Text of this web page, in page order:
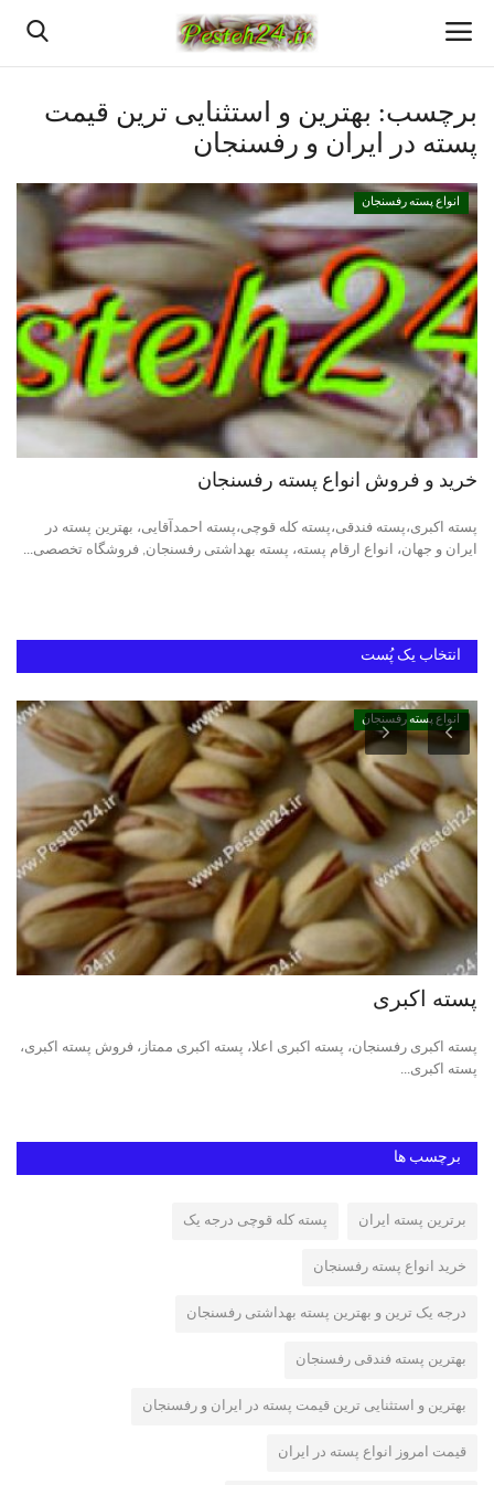
خانه
پسته اعلا رفسنجان
قیمت روزانه پسته رفسنجان
بهترین پسته رفسنجان
پسته رفسنجان
انواع پسته رفسنجان
دانستنیهای پـسـتـه رفسنجان
خرید پسته رفسنجان
برچسب: بهترین و استثنایی ترین قیمت
پسته در ایران و رفسنجان
انواع پسته رفسنجان
خرید و فروش انواع پسته رفسنجان
پسته اکبری،پسته فندقی،پسته کله قوچی،پسته احمدآقایی، بهترین پسته در
ایران و جهان، انواع ارقام پسته، پسته بهداشتی رفسنجان, فروشگاه تخصصی...
انتخاب یک پُست
انواع پسته رفسنجان
پسته اکبری
پسته اکبری رفسنجان، پسته اکبری اعلا، پسته اکبری ممتاز، فروش پسته اکبری،
پسته اکبری...
برچسب ها
برترین پسته ایران پسته کله قوچی درجه یک
خرید انواع پسته رفسنجان
درجه یک ترین و بهترین پسته بهداشتی رفسنجان
بهترین پسته فندقی رفسنجان
بهترین و استثنایی ترین قیمت پسته در ایران و رفسنجان
قیمت امروز انواع پسته در ایران